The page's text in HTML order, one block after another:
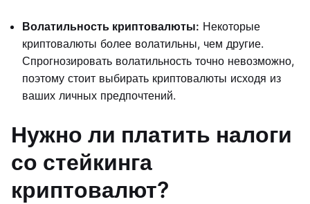
Волатильность криптовалюты: Некоторые
криптовалюты более волатильны, чем другие.
Спрогнозировать волатильность точно невозможно,
поэтому стоит выбирать криптовалюты исходя из
ваших личных предпочтений.
Нужно ли платить налоги
со стейкинга
криптовалют?